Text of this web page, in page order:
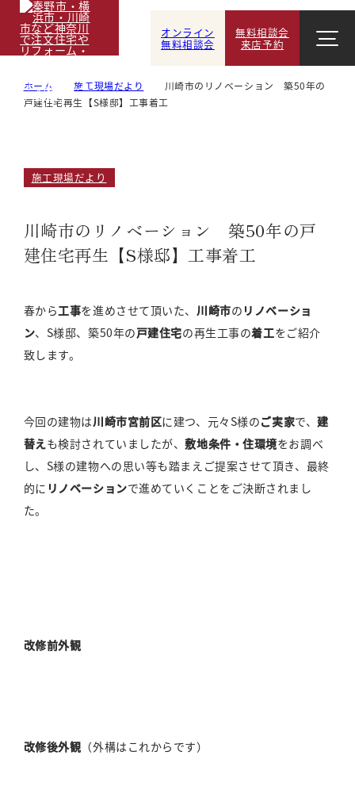
オンライン
無料相談会
無料相談会
来店予約
ホーム 施工現場だより
川崎市のリノベーション 築50年の
戸建住宅再生【S様邸】工事着工
施工現場だより
川崎市のリノベーション 築50年の戸
建住宅再生【S様邸】工事着工
春から工事を進めさせて頂いた、川崎市の リノベーショ
ン、S様邸、築50年の戸建住宅の再生工事の着工をご紹介
致します。
今回の建物は川崎市宮前区に建つ、元々S様のご実家で、建
替えも検討されていましたが、敷地条件・住環境をお調べ
し、S様の建物への思い等も踏まえご提案させて頂き、最終
的に リノベーションで進めていくことをご決断されまし
た。
改修前外観
改修後外観 （外構はこれからです）